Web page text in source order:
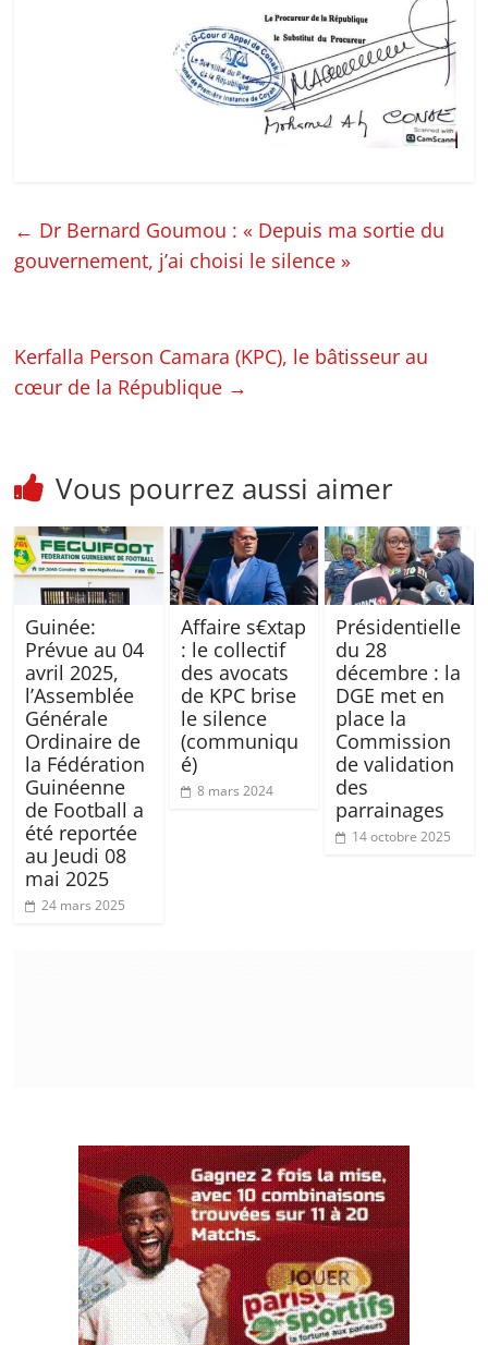
← Dr Bernard Goumou : « Depuis ma sortie du
gouvernement, j’ai choisi le silence »
Kerfalla Person Camara (KPC), le bâtisseur au
cœur de la République →
Vous pourrez aussi aimer
Guinée:
Prévue au 04
avril 2025,
l’Assemblée
Générale
Ordinaire de
la Fédération
Guinéenne
de Football a
été reportée
au Jeudi 08
mai 2025
24 mars 2025
Affaire s€xtap
: le collectif
des avocats
de KPC brise
le silence
(communiqu
é)
8 mars 2024
Présidentielle
du 28
décembre : la
DGE met en
place la
Commission
de validation
des
parrainages
14 octobre 2025